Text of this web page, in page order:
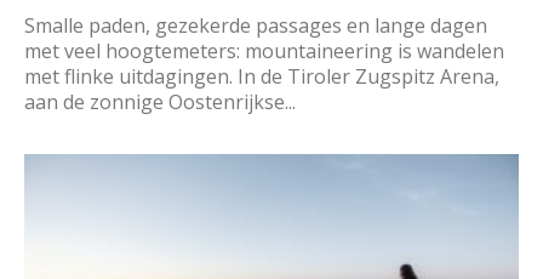
Smalle paden, gezekerde passages en lange dagen
met veel hoogtemeters: mountaineering is wandelen
met flinke uitdagingen. In de Tiroler Zugspitz Arena,
aan de zonnige Oostenrijkse...